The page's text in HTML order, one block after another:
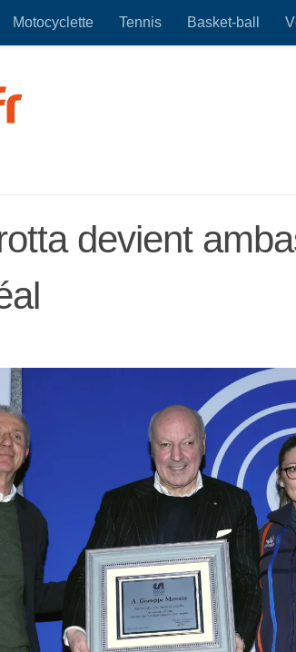
Motocyclette Tennis Basket-ball
devient